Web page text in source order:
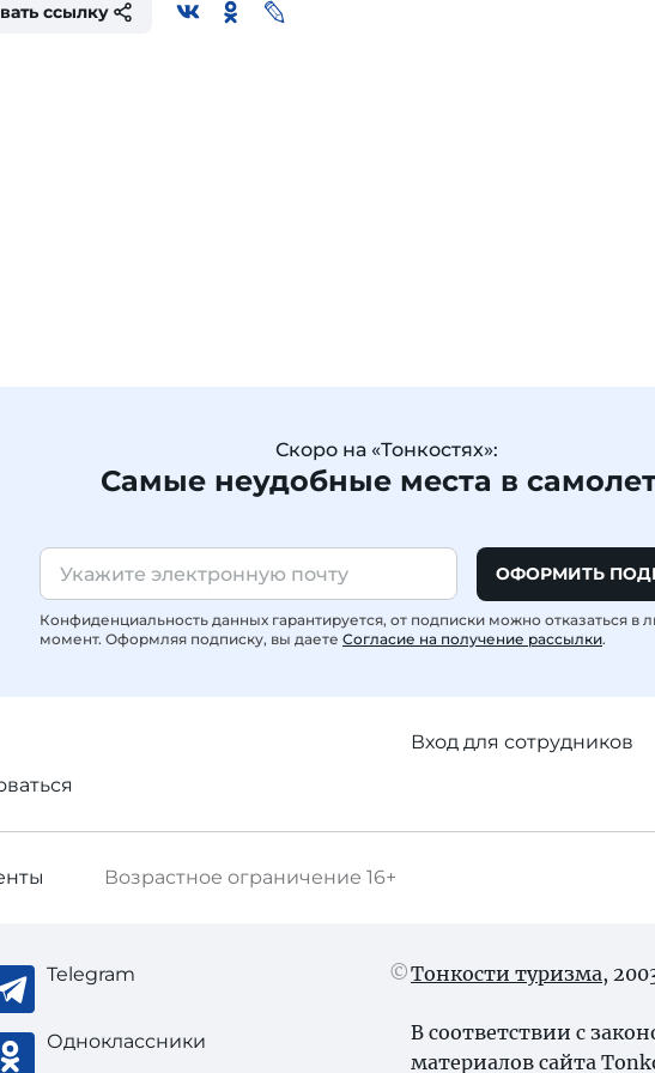
ссылку
Скоро на «Тонкостях»:
Самые неудобные места в
ОФОРМИТЬ
Конфиденциальность данных гарантируется, от подписки можно отказаться в
момент. Оформляя подписку, вы даете Согласие на получение рассылки.
Вход для сотрудников
Возрастное ограничение 16+
Telegram
Одноклассники
Тонкости туризма,
В соответствии с
материалов сайта